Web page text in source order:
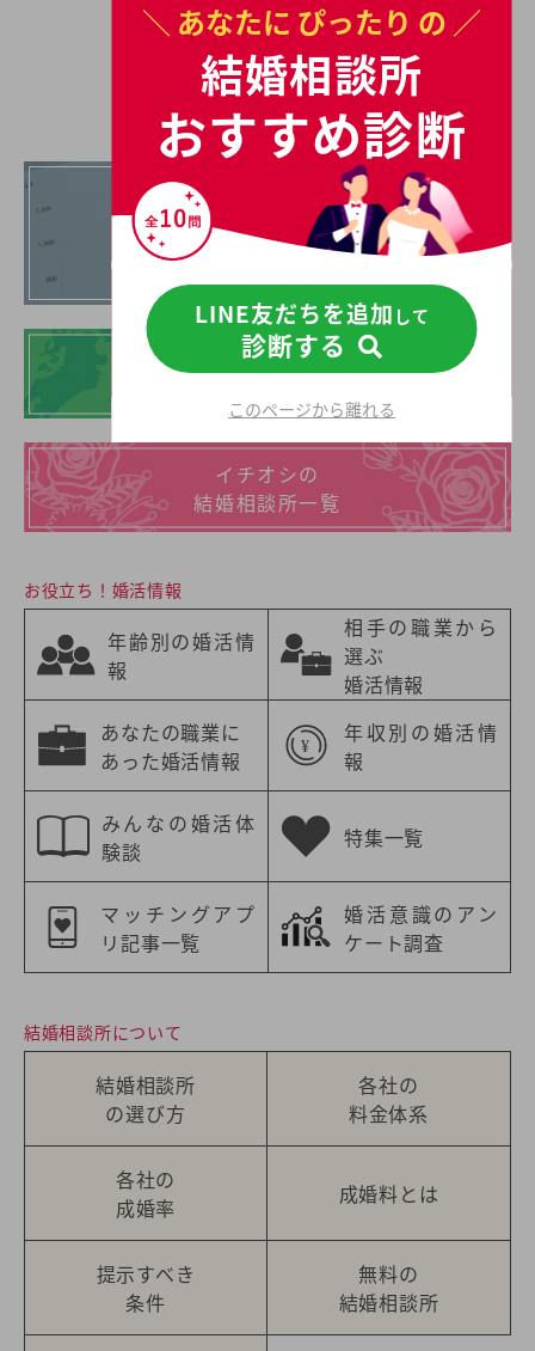
歳と男女共に日本全国の平均初婚年齢と比べ低い。
あなたの年収や職業、ご希望に沿った理想の相手を
掛川市で見つけたいとお考えの方は是非ご覧くださ
結婚相談所を探す
あなたに合う結婚相談所を
診断してみる
地域別の結婚相談所
イチオシの
結婚相談所一覧
お役立ち！婚活情報
年齢別の婚活情
報
相手の職業から
選ぶ
婚活情報
あなたの職業に
あった婚活情報
年収別の婚活情
報
みんなの婚活体
験談
特集一覧
マッチングアプ
リ記事一覧
婚活意識のアン
ケート調査
結婚相談所について
結婚相談所
の選び方
各社の
料金体系
各社の
成婚率
成婚料とは
提示すべき
条件
無料の
結婚相談所
＼ あなたに ぴったり の ／
結婚相談所
おすすめ診断
LINE友だちを追加 して
診断する
このページから離れる